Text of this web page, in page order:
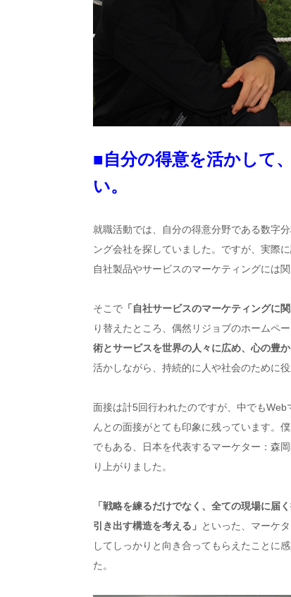
■自分の得意を活かして
い。
就職活動では、自分の得意分野である数字
ング会社を探していました。ですが、実際
自社製品やサービスのマーケティングには
そこで 「自社サービスのマーケティングに
り替えたところ、偶然リジョブのホームペ
術とサービスを世界の人々に広め、心の豊
活かしながら、持続的に人や社会のために
面接は計5回行われたのですが、中でも
んとの面接がとても印象に残っています。
でもある、日本を代表するマーケター：森
り上がりました。
「戦略を練るだけでなく、全ての現場に届
引き出す構造を考える」 といった、マーケ
してしっかりと向き合ってもらえたことに感
た。